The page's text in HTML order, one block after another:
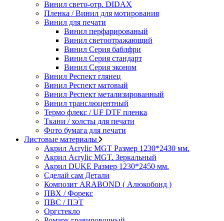
Винил свето-отр. DIDAX
Пленка / Винил для мотирования
Винил для печати
Винил перфарированый
Винил светоотражающий
Винил Серия баблфри
Винил Серия стандарт
Винил Серия эконом
Винил Респект глянец
Винил Респект матовый
Винил Респект метализированный
Винил транслюцентный
Термо флекс / UF DTF пленка
Ткани / холсты для печати
Фото бумага для печати
Листовые материалы
Акрил Acrylic MGT Размер 1230*2430 мм.
Акрил Acrylic MGT. Зеркальный
Акрил DUKE Размер 1230*2450 мм.
Сделай сам Детали
Композит ARABOND ( Алюкобонд )
ПВХ / Форекс
ПВС / ПЭТ
Оргстекло